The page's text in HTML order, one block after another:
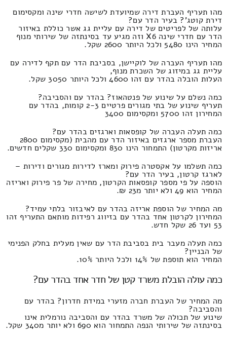
מהו תעריף העברת דירה שמיועדת לשישה חדרי שינה ומקסימום
דירת קוטג'? בעיר הדר עם?
עלותה של לפריטים של דירה עם עליית גג אשר כוללת באיזור
הדר עם חדרי שינה X6 וזה מגיע עד בסינתזה של שירותי מנוף
המחיר הינו 5480 ולכל היותר 2600 שקל.
מהו תעריף העברה של לוקיישן, בסביבת הדר עם תקף לדירה עם
עליית גג במיזוג של השכרת מנוף,
העלות הובלה בהדר עם זהו 4600 ולכל היותר 3050 שקל.
כמה נשלם על שינוע של פנטהאוז? בהדר עם והסביבה?
תעריף שינוע של בתי מגורים פרטיים 2-3 קומות, בהדר עם
המחירון זהו 5700 ומקסימום 3400
כמה תעלה העברה של קופסאות וארגזים בהדר עם?
העברת מספר ארגזים באיזור הדר עם מהבית (מקסימום 2800
אריזות מקרטון) התמחור הינו 830 ומקסימום 330 שקלים חדשים.
כמה תשלמו על אקסטרה פירוק ומארז לדירות מגורים ודירות –
לארגז קרטון, בעיר הדר עם?
הוספה על פי מספר קופסאות הקרטון, מחירה של פר פירוק ואריזה
המחיר הוא 49 ולא יותר מ23 ₪.
מה המחיר של הוספת אריזה בהדר עם לאיבזור בלתי עמיד?
המחירון לקרטון אחד בהדר עם בזיווג רפידות מותאם התעריף זהו
53 ועד 26 שקל חדש.
כמה תעלה מעבר בית בסביבת הדר עם שאין מעלית בחלק הפנימי
של הבניין?
המחיר הוא תוספת של 14% ולכל היותר 10%.
כמה עולה הובלת משרד קטן של חדר אחד בהדר עם?
מה המחיר של העברת חברה מזערי במידת חדרון? בהדר עם
והסביבה?
שינוע של תכולה של משרד בהדר עם והסביבה נורמלית אינו
בסינתזה של שירותי הנפה התמחור הוא 690 ולא יותר מ340 שקל.